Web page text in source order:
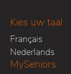
Kies uw taal
Français
Nederlands
MySeniors